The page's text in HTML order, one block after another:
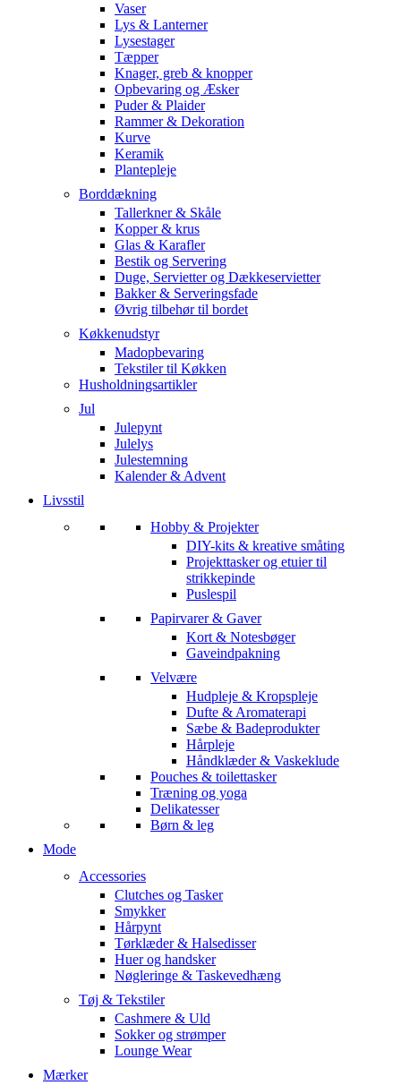
Vaser
Lys & Lanterner
Lysestager
Tæpper
Knager, greb & knopper
Opbevaring og Æsker
Puder & Plaider
Rammer & Dekoration
Kurve
Keramik
Plantepleje
Borddækning
Tallerkner & Skåle
Kopper & krus
Glas & Karafler
Bestik og Servering
Duge, Servietter og Dækkeservietter
Bakker & Serveringsfade
Øvrig tilbehør til bordet
Køkkenudstyr
Madopbevaring
Tekstiler til Køkken
Husholdningsartikler
Jul
Julepynt
Julelys
Julestemning
Kalender & Advent
Livsstil
Hobby & Projekter
DIY-kits & kreative småting
Projekttasker og etuier til
strikkepinde
Puslespil
Papirvarer & Gaver
Kort & Notesbøger
Gaveindpakning
Velvære
Hudpleje & Kropspleje
Dufte & Aromaterapi
Sæbe & Badeprodukter
Hårpleje
Håndklæder & Vaskeklude
Pouches & toilettasker
Træning og yoga
Delikatesser
Børn & leg
Mode
Accessories
Clutches og Tasker
Smykker
Hårpynt
Tørklæder & Halsedisser
Huer og handsker
Nøgleringe & Taskevedhæng
Tøj & Tekstiler
Cashmere & Uld
Sokker og strømper
Lounge Wear
Mærker